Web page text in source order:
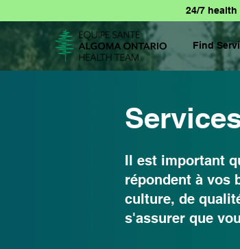
24/7 health
Find
Il est important
répondent à vos
culture, de
s'assurer que